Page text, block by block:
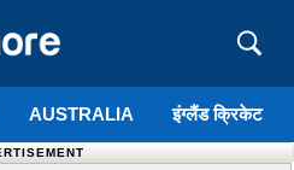
AUSTRALIA इंग्लैंड क्रिकेट